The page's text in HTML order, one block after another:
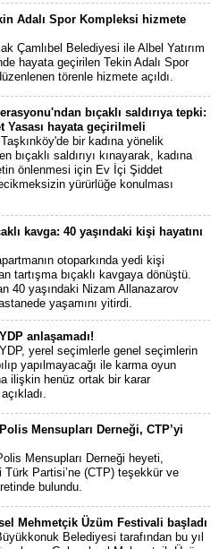
Adalı Spor Kompleksi hizmete
Çamlıbel Belediyesi ile Albel Yatırım
hayata geçirilen Tekin Adalı Spor
törenle hizmete açıldı.
bıçaklı saldırıya tepki:
Yasası hayata geçirilmeli
bir kadına yönelik
bıçaklı saldırıyı kınayarak, kadına
önlenmesi için Ev İçi Şiddet
yürürlüğe konulması
kavga: 40 yaşındaki kişi hayatını
otoparkında yedi kişi
tartışma bıçaklı kavgaya dönüştü.
40 yaşındaki Nizam Allanazarov
yaşamını yitirdi.
anlaşamadı!
yerel seçimlerle genel seçimlerin
yapılmayacağı ile karma oyun
ilişkin henüz ortak bir karar
Mensupları Derneği, CTP’yi
Mensupları Derneği heyeti,
Türk Partisi’ne (CTP) teşekkür ve
bulundu.
Mehmetçik Üzüm Festivali başladı
Belediyesi tarafından bu yıl